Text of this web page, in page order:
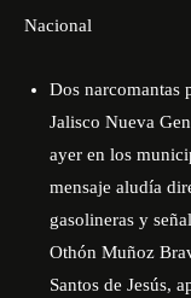
Nacional
Dos narcomantas
Jalisco Nueva
ayer en los
mensaje aludía
gasolineras y
Othón Muñoz
Santos de Jesús,